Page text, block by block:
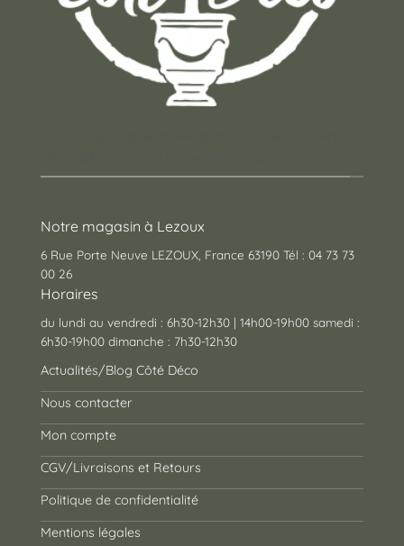
Notre magasin à Lezoux
6 Rue Porte Neuve LEZOUX, France 63190 Tél : 04 73 73
00 26
Horaires
du lundi au vendredi : 6h30-12h30 | 14h00-19h00 samedi :
6h30-19h00 dimanche : 7h30-12h30
Actualités/Blog Côté Déco
Nous contacter
Mon compte
CGV/Livraisons et Retours
Politique de confidentialité
Mentions légales